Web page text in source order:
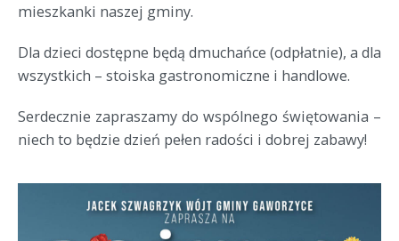
mieszkanki naszej gminy.
Dla dzieci dostępne będą dmuchańce (odpłatnie), a dla
wszystkich – stoiska gastronomiczne i handlowe.
Serdecznie zapraszamy do wspólnego świętowania –
niech to będzie dzień pełen radości i dobrej zabawy!